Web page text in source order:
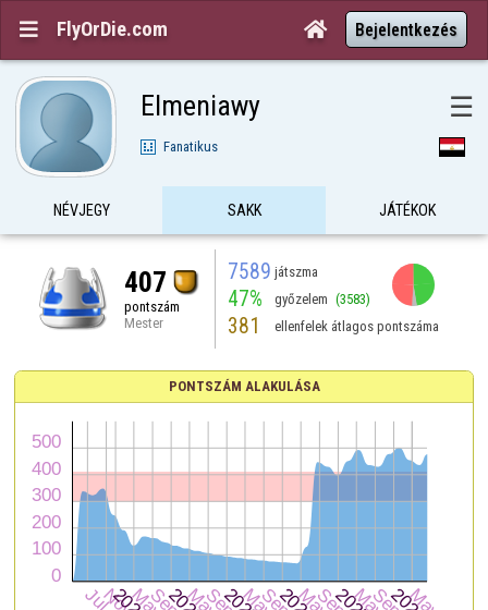
 FlyOrDie.com  Bejelentkezés
Elmeniawy ☰
Fanatikus
NÉVJEGY SAKK JÁTÉKOK
407
pontszám
Mester
7589 játszma
47% győzelem (3583)
381 ellenfelek átlagos pontszáma
PONTSZÁM ALAKULÁSA